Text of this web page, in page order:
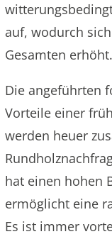
auf, wodurch
Gesamten erhöht.
Die angeführten
Vorteile einer
werden heuer
hat einen hohen
ermöglicht eine
Es ist immer